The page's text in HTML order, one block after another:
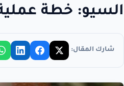
السيو: خطة
شارك المقال: